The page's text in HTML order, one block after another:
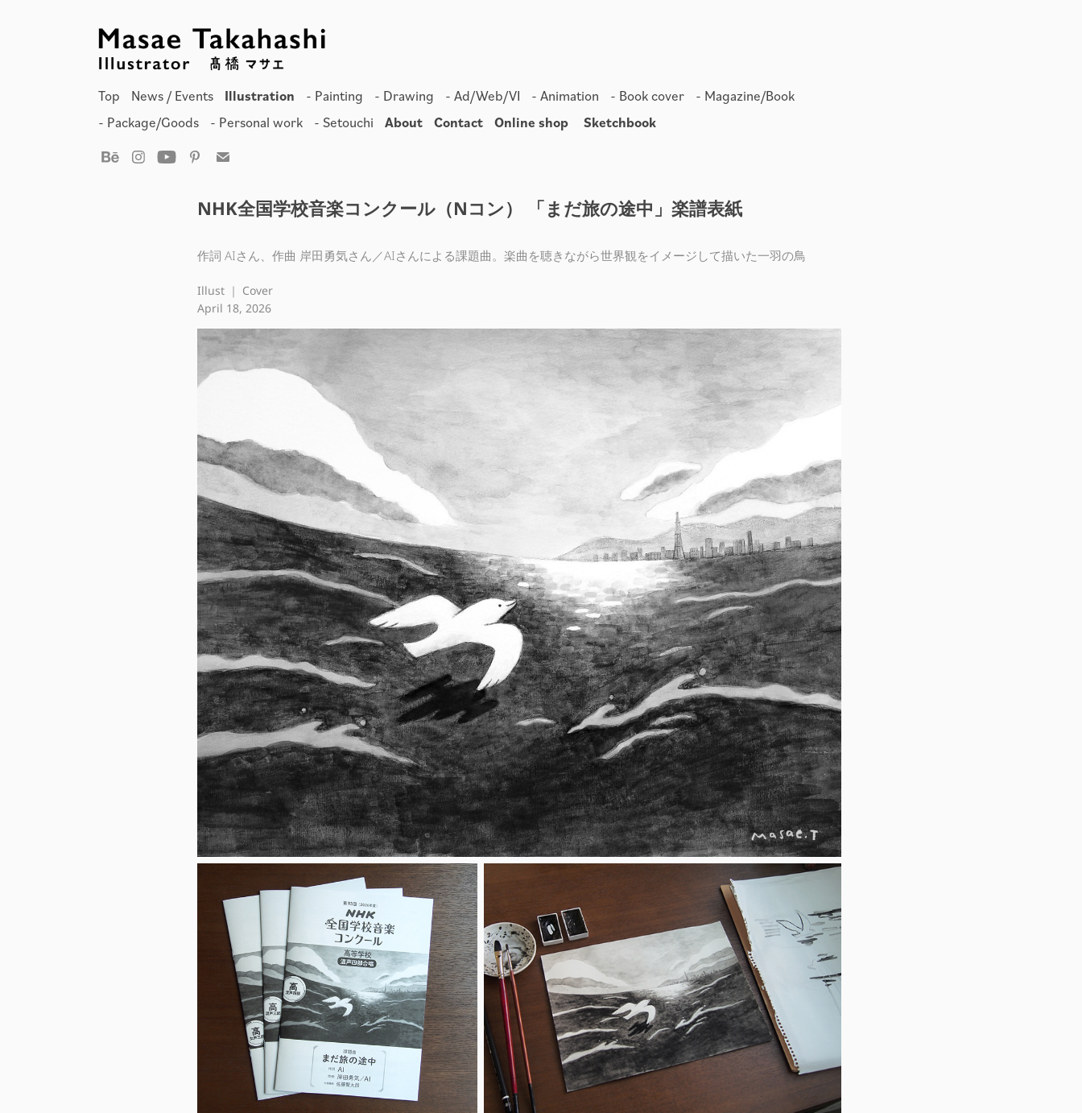
Top News / Events Illustration - Painting - Drawing - Ad/Web/VI - Animation - Book cover
- Magazine/Book
- Package/Goods
- Personal work - Setouchi About Contact Online shop Sketchbook
NHK全国学校音楽コンクール（Nコン） 「まだ旅の途中」楽譜表紙
作詞 AIさん、作曲 岸田勇気さん／AIさんによる課題曲。楽曲を聴きながら世界観をイメージして描いた一羽の鳥
Illust ｜ Cover
April 18, 2026